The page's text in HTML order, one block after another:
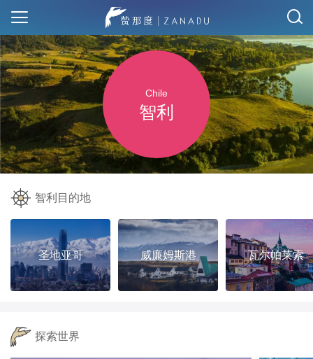
Chile
智利
智利目的地
圣地亚哥 威廉姆斯港 瓦尔帕莱索
探索世界